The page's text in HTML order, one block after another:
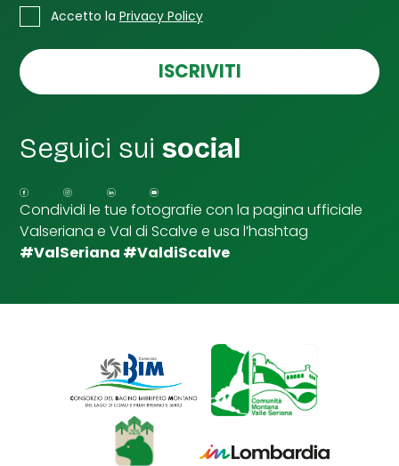
C
a
e
l
i
u
n
t
a
* Accetto la Privacy Policy
ISCRIVITI
Seguici suisocial
Condividi le tue fotografie con la pagina ufficiale
Valseriana e Val di Scalve e usa l’hashtag
#ValSeriana #ValdiScalve